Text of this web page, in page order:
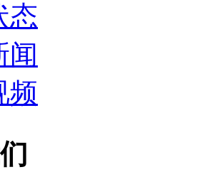
态
闻
频